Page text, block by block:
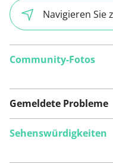
Navigieren Sie
Community-Fotos
Gemeldete Probleme
Sehenswürdigkeiten